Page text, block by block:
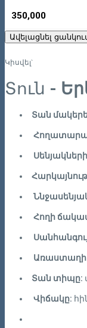
350,000
Ավելացնել
Կիսվել`
Տուն -
Տան
Հողի
Առաստաղի
Տան տիպը:
Վիճակը: